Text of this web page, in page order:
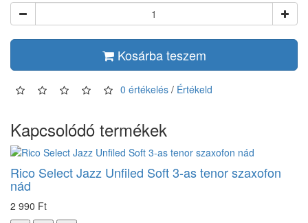
Kosárba teszem
0 értékelés / Értékeld
Kapcsolódó termékek
Rico Select Jazz Unfiled Soft 3-as tenor szaxofon
nád
2 990 Ft